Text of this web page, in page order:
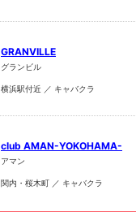
GRANVILLE
グランビル
横浜駅付近 ／ キャバクラ
club AMAN-YOKOHAMA-
アマン
関内・桜木町 ／ キャバクラ